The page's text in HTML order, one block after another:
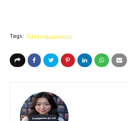
Tags: โปรแกรมออกแบบ